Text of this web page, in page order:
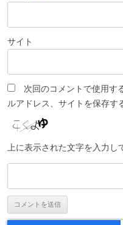
サイト
次回のコメントで使用す
ルアドレス、サイトを保存す
上に表示された文字を入力し